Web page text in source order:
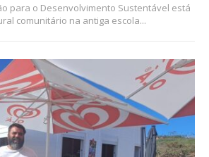
para o Desenvolvimento Sustentável está
comunitário na antiga escola...